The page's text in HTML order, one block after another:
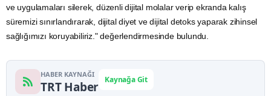
ve uygulamaları silerek, düzenli dijital molalar verip ekranda kalış
süremizi sınırlandırarak, dijital diyet ve dijital detoks yaparak zihinsel
sağlığımızı koruyabiliriz." değerlendirmesinde bulundu.
HABER KAYNAĞI
TRT Haber Kaynağa Git